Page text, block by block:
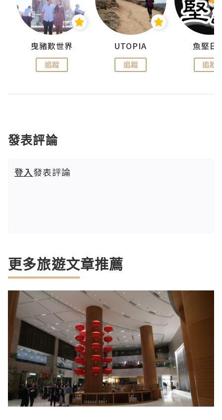
曳豬歎世界
追蹤
UTOPIA
追蹤
魚堅日
追蹤
發表評論
登入發表評論
更多旅遊文章推薦